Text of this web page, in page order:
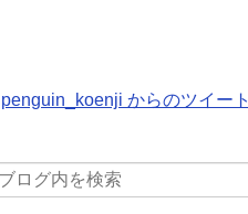
からのツイート